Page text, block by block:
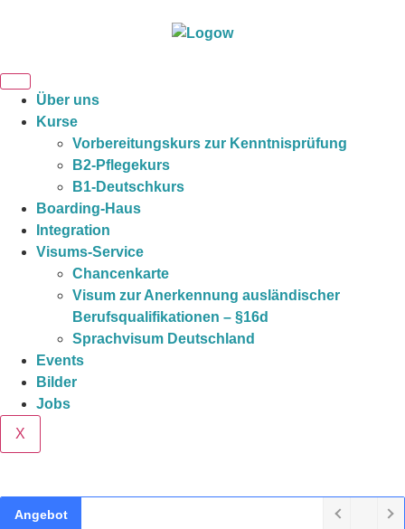
Über uns
Kurse
Vorbereitungskurs zur Kenntnisprüfung
B2-Pflegekurs
B1-Deutschkurs
Boarding-Haus
Integration
Visums-Service
Chancenkarte
Visum zur Anerkennung ausländischer
Berufsqualifikationen – §16d
Sprachvisum Deutschland
Events
Bilder
Jobs
X
Angebot